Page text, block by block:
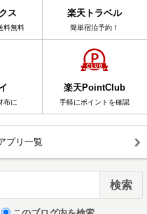
ス
料無料
楽天トラベル
簡単宿泊予約！
布に
楽天PointClub
手軽にポイントを確認
プリ一覧